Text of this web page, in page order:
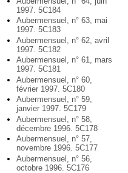
1997. 5C184
Aubermensuel, n° 63, mai
1997. 5C183
Aubermensuel, n° 62, avril
1997. 5C182
Aubermensuel, n° 61, mars
1997. 5C181
Aubermensuel, n° 60,
février 1997. 5C180
Aubermensuel, n° 59,
janvier 1997. 5C179
Aubermensuel, n° 58,
décembre 1996. 5C178
Aubermensuel, n° 57,
novembre 1996. 5C177
Aubermensuel, n° 56,
octobre 1996. 5C176